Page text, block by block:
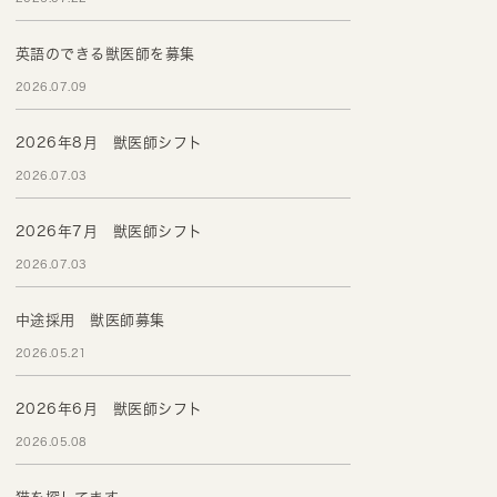
英語のできる獣医師を募集
2026.07.09
2026年8月 獣医師シフト
2026.07.03
2026年7月 獣医師シフト
2026.07.03
中途採用 獣医師募集
2026.05.21
2026年6月 獣医師シフト
2026.05.08